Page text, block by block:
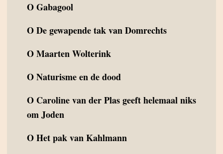
OGabagool
ODe gewapende tak van Domrechts
OMaarten Wolterink
ONaturisme en de dood
O Caroline van der Plas geeft helemaal niks
om Joden
OHet pak van Kahlmann